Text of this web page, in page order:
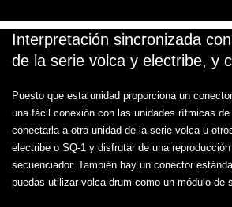
Interpretación sincronizada
de la serie volca y electribe, y
Puesto que esta unidad proporciona un
una fácil conexión con las unidades rítmicas de
conectarla a otra unidad de la serie volca u
electribe o SQ-1 y disfrutar de una
secuenciador. También hay un conector
puedas utilizar volca drum como un módulo de